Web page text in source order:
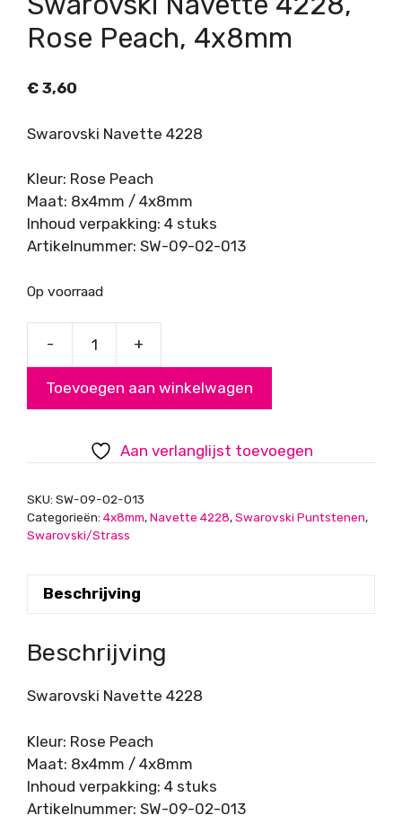
Rose Peach, 4x8mm
€ 3,60
Swarovski Navette 4228
Kleur: Rose Peach
Maat: 8x4mm / 4x8mm
Inhoud verpakking: 4 stuks
Artikelnummer: SW-09-02-013
Op voorraad
-
4228,
Peach,
4x8mm
+
Toevoegen aan winkelwagen
Aan verlanglijst toevoegen
SKU: SW-09-02-013
Categorieën: 4x8mm,Navette 4228,Swarovski Puntstenen,
Swarovski/Strass
Beschrijving
Beschrijving
Swarovski Navette 4228
Kleur: Rose Peach
Maat: 8x4mm / 4x8mm
Inhoud verpakking: 4 stuks
Artikelnummer: SW-09-02-013